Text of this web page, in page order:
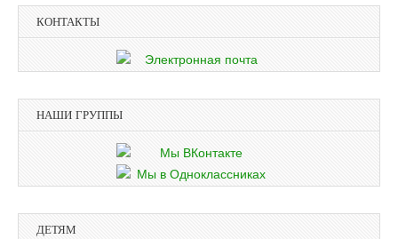
КОНТАКТЫ
НАШИ ГРУППЫ
ДЕТЯМ